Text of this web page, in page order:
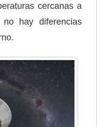
cercanas a
hay diferencias